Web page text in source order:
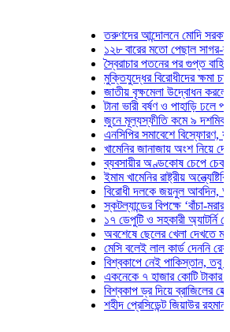
তরুণদের আন্দোলনে মোদি সরকার
১২৮ বারের মতো পেছাল সাগর-রুনি
স্বৈরাচার পতনের পর গুপ্ত বাহিনীর
মুক্তিযুদ্ধের বিরোধীদের ক্ষমা চাইতে
জাতীয় বৃক্ষমেলা উদ্বোধন করলেন
টানা ভারী বর্ষণ ও পাহাড়ি ঢলে
জুনে মূল্যস্ফীতি কমে ৯ দশমিক ১৬
এনসিপির সমাবেশে বিস্ফোরণ,
খামেনির জানাজায় অংশ নিয়ে দেশে
ব্যবসায়ীর অণ্ডকোষ চেপে চেক-
ইমাম খামেনির রাষ্ট্রীয়
বিরোধী দলকে জয়নুল আবদিন,
স্কটল্যান্ডের বিপক্ষে ‘বাঁচা-মরার
১৭ ডেপুটি ও সহকারী অ্যাটর্নি
অবশেষে ছেলের খেলা দেখতে মাঠে
মেসি বলেই লাল কার্ড দেননি রেফারি!
বিশ্বকাপে নেই পাকিস্তান, তবু
একনেকে ৭ হাজার কোটি টাকার ৫
বিশ্বকাপ ড্র দিয়ে ব্রাজিলের হেক্সা
শহীদ প্রেসিডেন্ট জিয়াউর রহমান